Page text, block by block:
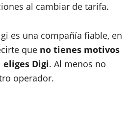
al cambiar de tarifa.
es una compañía fiable, en
que no tienes motivos
Digi. Al menos no
operador.